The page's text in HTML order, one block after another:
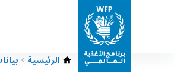
الرئيسية